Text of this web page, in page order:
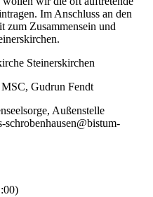
Im Anschluss an den
zum Zusammensein und
Steinerskirchen
Gudrun Fendt
Außenstelle